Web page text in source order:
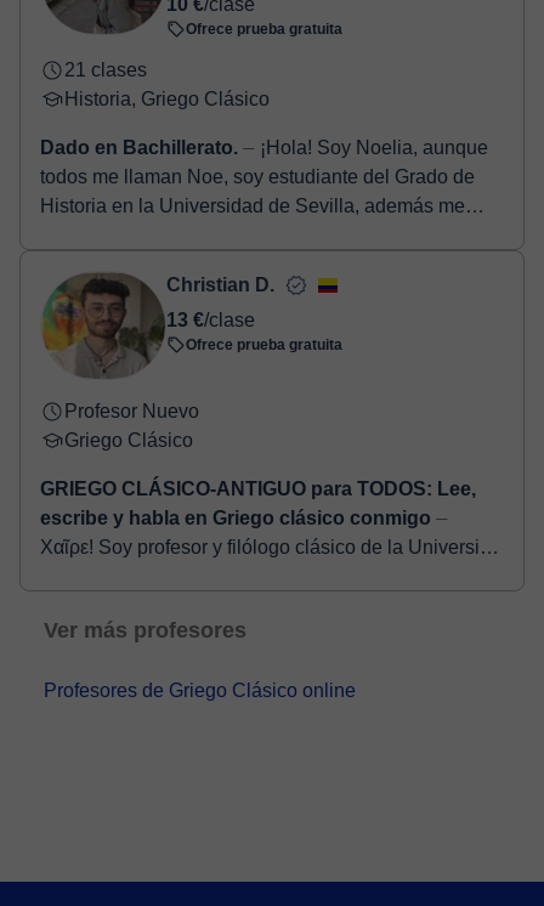
10 €/clase
Ofrece prueba gratuita
21 clases
Historia, Griego Clásico
Dado en Bachillerato. ⏤ ¡Hola! Soy Noelia, aunque
todos me llaman Noe, soy estudiante del Grado de
Historia en la Universidad de Sevilla, además me
Christian D.
13 €/clase
Ofrece prueba gratuita
Profesor Nuevo
Griego Clásico
GRIEGO CLÁSICO-ANTIGUO para TODOS: Lee,
escribe y habla en Griego clásico conmigo ⏤
Χαῖρε! Soy profesor y filólogo clásico de la Universiad
Ver más profesores
Profesores de Griego Clásico online